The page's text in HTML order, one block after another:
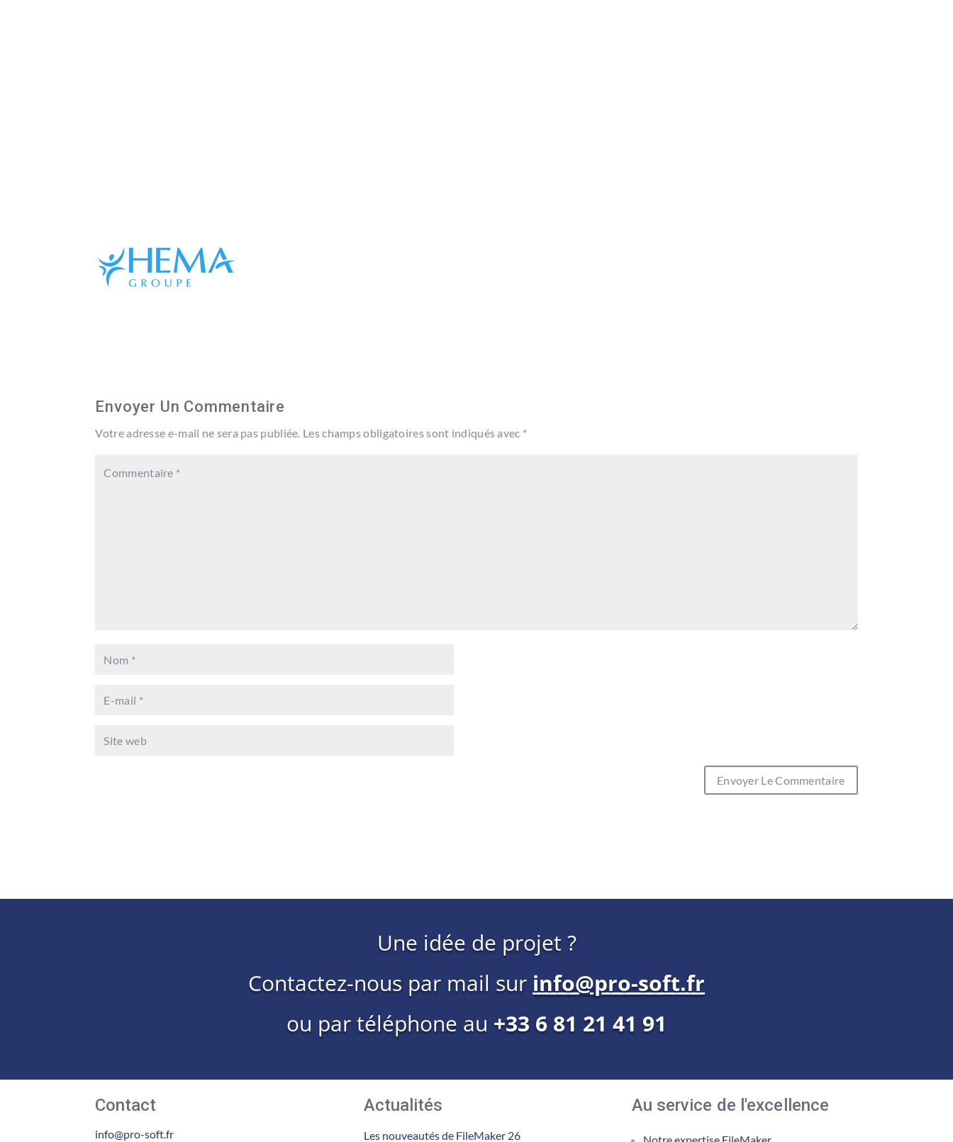
Envoyer Un Commentaire
Votre adresse e-mail ne sera pas publiée. Les champs obligatoires sont indiqués avec *
Une idée de projet ?
Contactez-nous par mail sur info@pro-soft.fr
ou par téléphone au +33 6 81 21 41 91
Contact
info@pro-soft.fr
Actualités
Les nouveautés de FileMaker 26
Au service de l'excellence
Notre expertise FileMaker